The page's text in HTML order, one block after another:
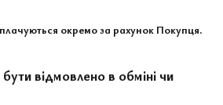
окремо за рахунок Покупця.
відмовлено в обміні чи